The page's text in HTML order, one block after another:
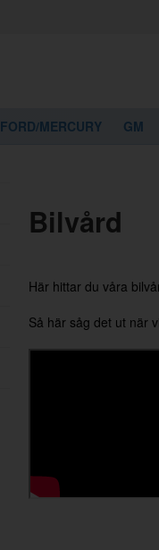
FORD/MERCURY GM
Bilvård
Här hittar du våra
Så här såg det ut när